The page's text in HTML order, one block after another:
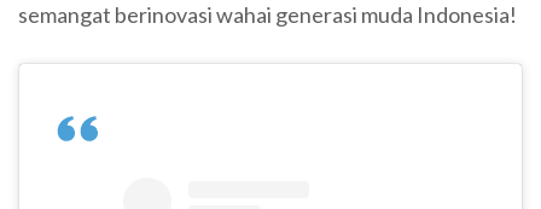
semangat berinovasi wahai generasi muda Indonesia!